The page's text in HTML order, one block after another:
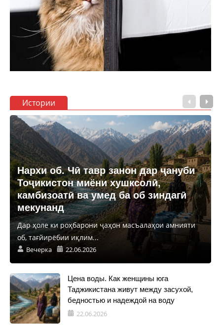
Истории
Нархи об. Чӣ тавр занон дар ҷануби
Тоҷикистон миёни хушксолӣ,
камбизоатӣ ва умед ба об зиндагӣ
мекунанд
Дар ҳоле ки роҳбарони ҷаҳон масъалаҳои амнияти
об, тағйирёбии иқлим...
Вечерка 22.06.2026
Цена воды. Как женщины юга
Таджикистана живут между засухой,
бедностью и надеждой на воду
22.06.2026